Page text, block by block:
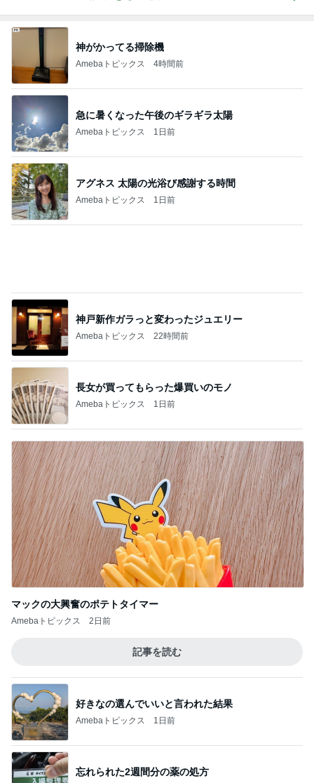
好きなの選んでいいと言われた結果
Amebaトピックス 1日前
忘れられた2週間分の薬の処方
Amebaトピックス 1日前
息子の発疹でまた仕事をお休み
Amebaトピックス 2日前
若乃花 バキバキの体をマッサージ
Amebaトピックス 1日前
記事を読む
本格的なドーナツでのおうちカフェ
Amebaトピックス 17時間前
Amebaトピックス 2日前
塾代に震え勝ち取った特待合格
Amebaトピックス 2日前
ひと目見て好きになった可愛い時計